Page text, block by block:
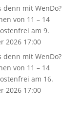
denn mit WenDo?
von 11 – 14
am 9.
2026 17:00
denn mit WenDo?
von 11 – 14
am 16.
2026 17:00